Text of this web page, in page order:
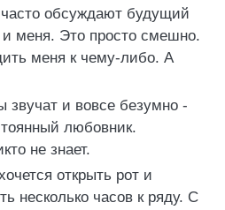
обсуждают будущий
и меня. Это просто смешно.
меня к чему-либо. А
звучат и вовсе безумно -
любовник.
не знает.
открыть рот и
несколько часов к ряду. С